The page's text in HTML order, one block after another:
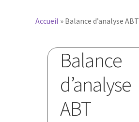
Accueil » Balance d’analyse ABT
Balance
d’analyse
ABT